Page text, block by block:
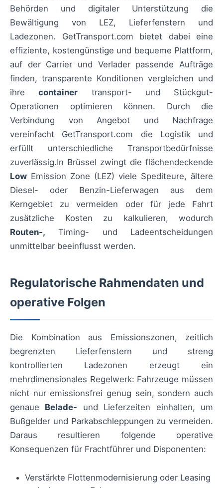
Behörden und digitaler Unterstützung die
Bewältigung von LEZ, Lieferfenstern und
Ladezonen. GetTransport.com bietet dabei eine
effiziente, kostengünstige und bequeme Plattform,
auf der Carrier und Verlader passende Aufträge
finden, transparente Konditionen vergleichen und
ihrecontainer transport- und Stückgut-
Operationen optimieren können. Durch die
Verbindung von Angebot und Nachfrage
vereinfacht GetTransport.com die Logistik und
erfüllt unterschiedliche Transportbedürfnisse
zuverlässig.In Brüssel zwingt die flächendeckende
Low Emission Zone (LEZ) viele Spediteure, ältere
Diesel- oder Benzin-Lieferwagen aus dem
Kerngebiet zu vermeiden oder für jede Fahrt
zusätzliche Kosten zu kalkulieren, wodurch
Routen-, Timing- und Ladeentscheidungen
unmittelbar beeinflusst werden.
Regulatorische Rahmendaten und
operative Folgen
Die Kombination aus Emissionszonen, zeitlich
begrenzten Lieferfenstern und streng
kontrollierten Ladezonen erzeugt ein
mehrdimensionales Regelwerk: Fahrzeuge müssen
nicht nur emissionsfrei genug sein, sondern auch
genaue Belade- und Lieferzeiten einhalten, um
Bußgelder und Parkabschleppungen zu vermeiden.
Daraus resultieren folgende operative
Konsequenzen für Frachtführer und Disponenten:
Verstärkte Flottenmodernisierung oder Leasing